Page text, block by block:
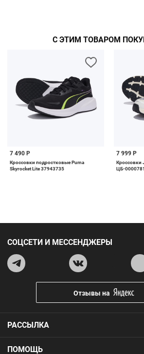
С ЭТИМ ТОВАРОМ
7 490 Р
Кроссовки подростковые Puma
Skyrocket Lite 37943735
7 999 Р
Кроссовки
ЦБ-
ПОМОЩЬ
РАССЫЛКА
СОЦСЕТИ И МЕССЕНДЖЕРЫ
Отзывы на